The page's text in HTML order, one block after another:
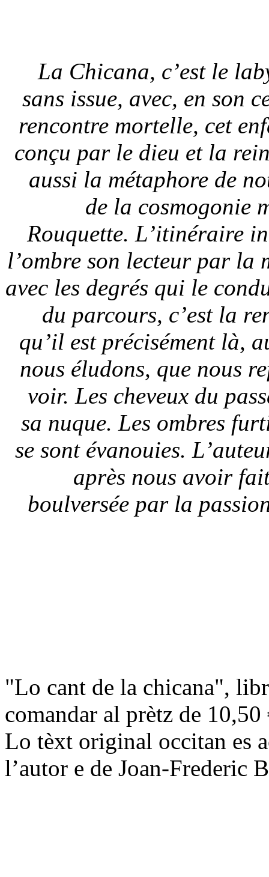
La Chicana, c’est le
sans issue, avec, en son
rencontre mortelle, cet
conçu par le dieu et la
aussi la métaphore de
de la cosmogonie
Rouquette. L’itinéraire
l’ombre son lecteur par la
avec les degrés qui le
du parcours, c’est la
qu’il est précisément là,
nous éludons, que nous
voir. Les cheveux du
sa nuque. Les ombres
se sont évanouies.
après nous avoir
boulversée par la
"Lo cant de la chicana",
comandar al prètz de
Lo tèxt original occitan es
l’autor e de Joan-Frederic